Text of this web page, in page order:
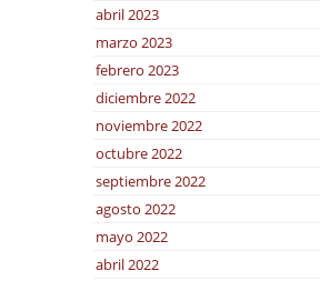
abril 2023
marzo 2023
febrero 2023
diciembre 2022
noviembre 2022
octubre 2022
septiembre 2022
agosto 2022
mayo 2022
abril 2022